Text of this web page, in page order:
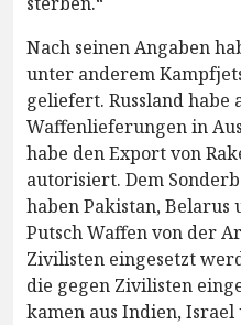
Nach seinen Angaben
unter anderem
geliefert. Russland habe
Waffenlieferungen in
habe den Export von
autorisiert. Dem
haben Pakistan,
Putsch Waffen von der
Zivilisten eingesetzt
die gegen Zivilisten
kamen aus Indien, Israel